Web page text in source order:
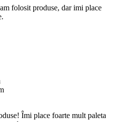
folosit produse, dar imi place
Îmi place foarte mult paleta